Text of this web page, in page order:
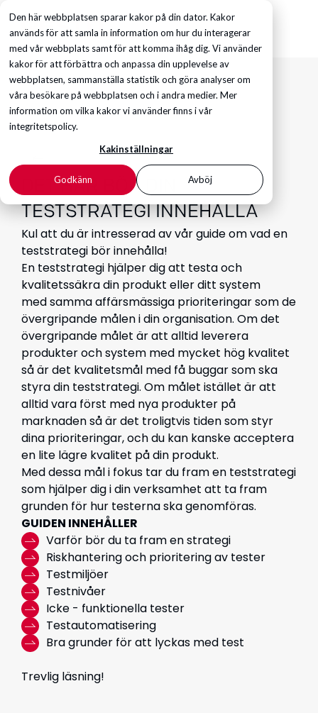
Den här webbplatsen sparar kakor på din dator. Kakor
används för att samla in information om hur du interagerar
med vår webbplats samt för att komma ihåg dig. Vi använder
kakor för att förbättra och anpassa din upplevelse av
webbplatsen, sammanställa statistik och göra analyser om
våra besökare på webbplatsen och i andra medier. Mer
information om vilka kakor vi använder finns i vår
integritetspolicy.
Kakinställningar
Godkänn Avböj
DET HÄR BÖR DIN
TESTSTRATEGI INNEHÅLLA
Kul att du är intresserad av vår guide om vad en
teststrategi bör innehålla!
En teststrategi hjälper dig att testa och
kvalitetssäkra din produkt eller ditt system
med samma affärsmässiga prioriteringar som de
övergripande målen i din organisation. Om det
övergripande målet är att alltid leverera
produkter och system med mycket hög kvalitet
så är det kvalitetsmål med få buggar som ska
styra din teststrategi. Om målet istället är att
alltid vara först med nya produkter på
marknaden så är det troligtvis tiden som styr
dina prioriteringar, och du kan kanske acceptera
en lite lägre kvalitet på din produkt.
Med dessa mål i fokus tar du fram en teststrategi
som hjälper dig i din verksamhet att ta fram
grunden för hur testerna ska genomföras.
GUIDEN INNEHÅLLER
Varför bör du ta fram en strategi
Riskhantering och prioritering av tester
Testmiljöer
Testnivåer
Icke - funktionella tester
Testautomatisering
Bra grunder för att lyckas med test
Trevlig läsning!